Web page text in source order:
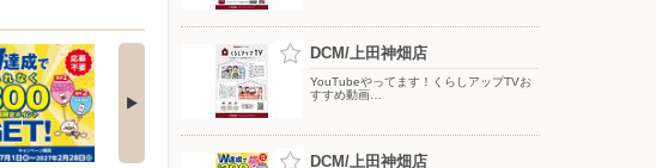
W(ダブル)達成でもれな
く300期間限定マ…
【キャンペーン対象】 ・キ
ャンペーン期間中に…
お買い物がビックチャ
ンスに！夏のわく…
DCM/上田神畑店
YouTubeやってます！くらしアップTVお
すすめ動画…
DCM/上田神畑店